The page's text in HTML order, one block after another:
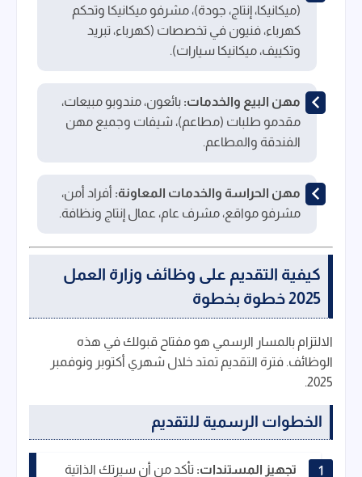
(ميكانيكا، إنتاج، جودة)، مشرفو ميكانيكا وتحكم
كهرباء، فنيون في تخصصات (كهرباء، تبريد
وتكييف، ميكانيكا سيارات).
مهن البيع والخدمات: بائعون، مندوبو مبيعات،
مقدمو طلبات (مطاعم)، شيفات وجميع مهن
الفندقة والمطاعم.
مهن الحراسة والخدمات المعاونة: أفراد أمن،
مشرفو مواقع، مشرف عام، عمال إنتاج ونظافة.
كيفية التقديم على وظائف وزارة العمل
2025 خطوة بخطوة
الالتزام بالمسار الرسمي هو مفتاح قبولك في هذه
الوظائف. فترة التقديم تمتد خلال شهري أكتوبر ونوفمبر
2025.
الخطوات الرسمية للتقديم
تجهيز المستندات: تأكد من أن سيرتك الذاتية